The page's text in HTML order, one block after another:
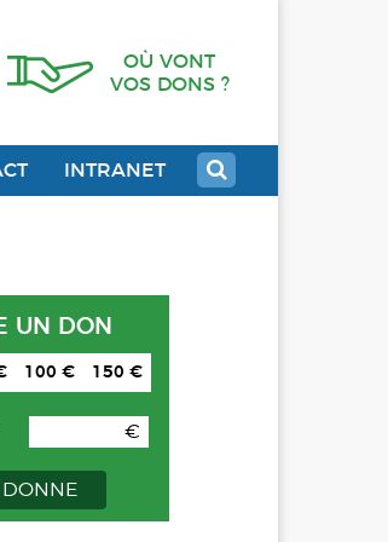
OÙ VONT
VOS DONS ?
INTRANET
UN DON
100 € 150 €
€
DONNE